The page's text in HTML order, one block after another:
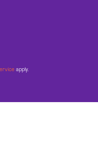
apply.